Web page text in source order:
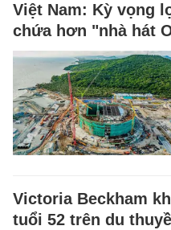
Việt Nam: Kỳ vọng
chứa hơn "nhà hát
Victoria Beckham
tuổi 52 trên du